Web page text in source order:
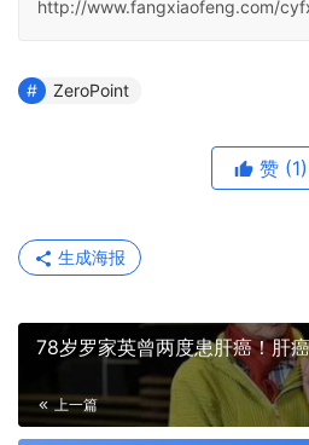
http://www.fangxiaofeng.com/
ZeroPoint
赞 (1)
生成海报
78岁罗家英曾两度患肝癌！肝
上一篇